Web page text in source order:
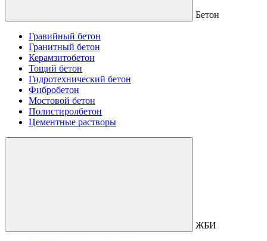
Бетон
Гравийный бетон
Гранитный бетон
Керамзитобетон
Тощий бетон
Гидротехнический бетон
Фибробетон
Мостовой бетон
Полистиролбетон
Цементные растворы
ЖБИ